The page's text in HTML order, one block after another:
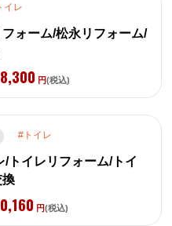
イレ
フォーム/松永リフォーム/
円(税込)
トイレ
/トイレリフォーム/トイ
換
円(税込)